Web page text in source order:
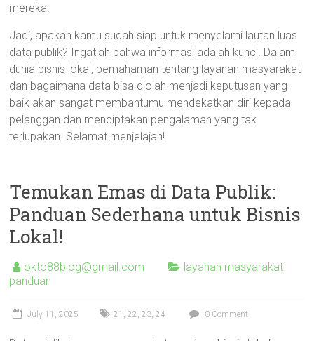
mereka.
Jadi, apakah kamu sudah siap untuk menyelami lautan luas
data publik? Ingatlah bahwa informasi adalah kunci. Dalam
dunia bisnis lokal, pemahaman tentang layanan masyarakat
dan bagaimana data bisa diolah menjadi keputusan yang
baik akan sangat membantumu mendekatkan diri kepada
pelanggan dan menciptakan pengalaman yang tak
terlupakan. Selamat menjelajah!
Temukan Emas di Data Publik:
Panduan Sederhana untuk Bisnis
Lokal!
okto88blog@gmail.com
layanan masyarakat
panduan
July 11, 2025 21 ,22 ,23,24 0 Comment